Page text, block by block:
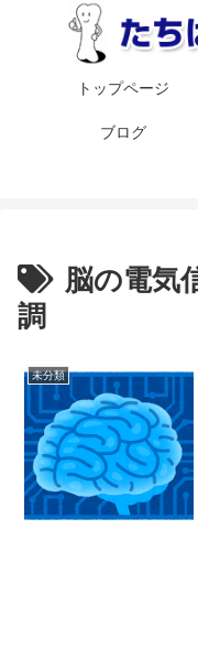
トップページ
ブログ
脳の電気
調
未分類